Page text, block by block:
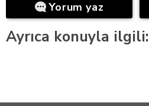
Yorum yaz
Ayrıca konuyla ilgili: